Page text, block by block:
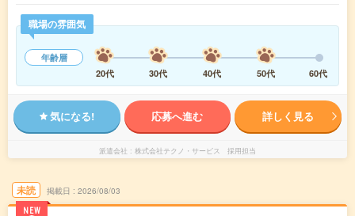
職場の雰囲気
年齢層
20代
30代 40代 50代 60代
気になる! 応募へ進む 詳しく見る
派遣会社 株式会社テクノ・サービス 採用担当
未読
NEW
掲載日 2026/08/03